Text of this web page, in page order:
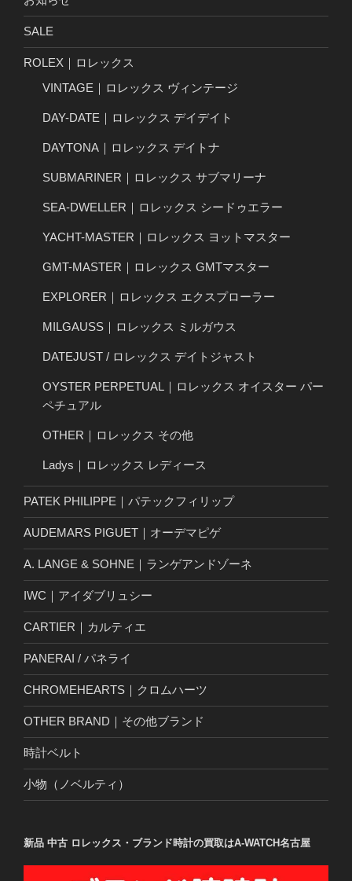
SALE
ROLEX｜ロレックス
VINTAGE｜ロレックス ヴィンテージ
DAY-DATE｜ロレックス デイデイト
DAYTONA｜ロレックス デイトナ
SUBMARINER｜ロレックス サブマリーナ
SEA-DWELLER｜ロレックス シードゥエラー
YACHT-MASTER｜ロレックス ヨットマスター
GMT-MASTER｜ロレックス GMTマスター
EXPLORER｜ロレックス エクスプローラー
MILGAUSS｜ロレックス ミルガウス
DATEJUST / ロレックス デイトジャスト
OYSTER PERPETUAL｜ロレックス オイスター パー
ペチュアル
OTHER｜ロレックス その他
Ladys｜ロレックス レディース
PATEK PHILIPPE｜パテックフィリップ
AUDEMARS PIGUET｜オーデマピゲ
A. LANGE & SOHNE｜ランゲアンドゾーネ
IWC｜アイダブリュシー
CARTIER｜カルティエ
PANERAI / パネライ
CHROMEHEARTS｜クロムハーツ
OTHER BRAND｜その他ブランド
時計ベルト
小物（ノベルティ）
新品 中古 ロレックス・ブランド時計の買取はA-WATCH名古屋